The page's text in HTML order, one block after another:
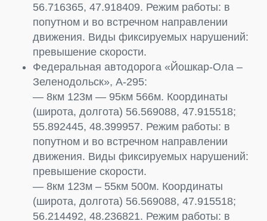
56.716365, 47.918409. Режим работы: в
попутном и во встречном направлении
движения. Виды фиксируемых нарушений:
превышение скорости.
Федеральная автодорога «Йошкар-Ола –
Зеленодольск», А-295:
— 8км 123м — 95км 566м. Координаты
(широта, долгота) 56.569088, 47.915518;
55.892445, 48.399957. Режим работы: в
попутном и во встречном направлении
движения. Виды фиксируемых нарушений:
превышение скорости.
— 8км 123м – 55км 500м. Координаты
(широта, долгота) 56.569088, 47.915518;
56.214492, 48.236821. Режим работы: в